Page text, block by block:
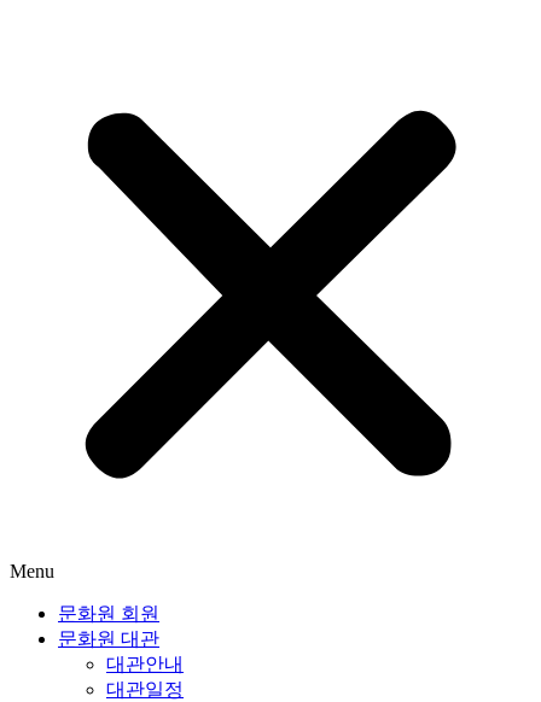
Menu
문화원 회원
문화원 대관
대관안내
대관일정